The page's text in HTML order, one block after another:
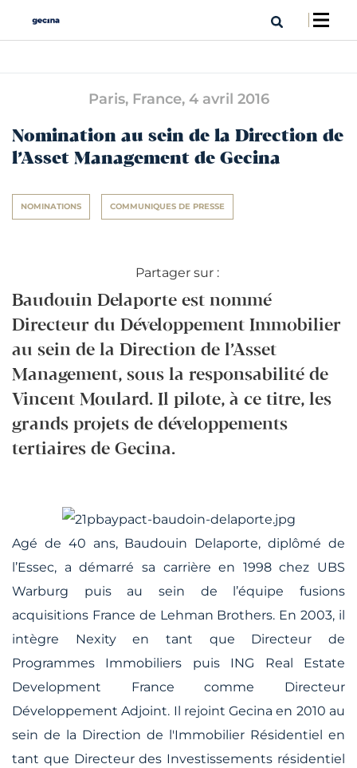
Paris, France, 4 avril 2016
Nomination au sein de la Direction de
l’Asset Management de Gecina
NOMINATIONS COMMUNIQUES DE PRESSE
Partager sur :
Baudouin Delaporte est nommé
Directeur du Développement Immobilier
au sein de la Direction de l’Asset
Management, sous la responsabilité de
Vincent Moulard. Il pilote, à ce titre, les
grands projets de développements
tertiaires de Gecina.
Agé de 40 ans, Baudouin Delaporte, diplômé de
l’Essec, a démarré sa carrière en 1998 chez UBS
Warburg puis au sein de l’équipe fusions
acquisitions France de Lehman Brothers. En 2003, il
intègre Nexity en tant que Directeur de
Programmes Immobiliers puis ING Real Estate
Development France comme Directeur
Développement Adjoint. Il rejoint Gecina en 2010 au
sein de la Direction de l'Immobilier Résidentiel en
tant que Directeur des Investissements résidentiel